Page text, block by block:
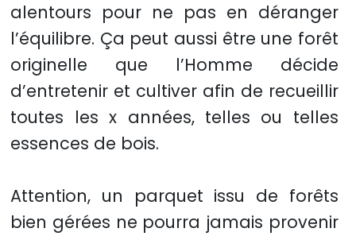
alentours pour ne pas en déranger
l’équilibre. Ça peut aussi être une forêt
originelle que l’Homme décide
d’entretenir et cultiver afin de recueillir
toutes les x années, telles ou telles
essences de bois.
Attention, un parquet issu de forêts
bien gérées ne pourra jamais provenir